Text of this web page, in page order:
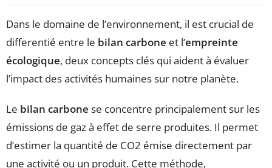
Dans le domaine de l’environnement, il est crucial de
differentié entre le bilan carbone et l’empreinte
écologique, deux concepts clés qui aident à évaluer
l’impact des activités humaines sur notre planète.
Le bilan carbone se concentre principalement sur les
émissions de gaz à effet de serre produites. Il permet
d’estimer la quantité de CO2 émise directement par
une activité ou un produit. Cette méthode,